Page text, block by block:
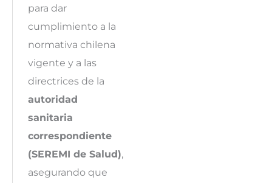
para dar
cumplimiento a la
normativa chilena
vigente y a las
directrices de la
autoridad
sanitaria
correspondiente
(SEREMI de Salud),
asegurando que